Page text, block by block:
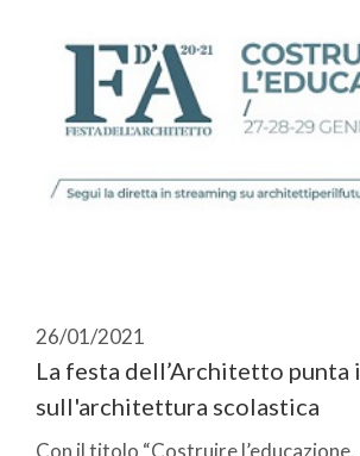
26/01/2021
La festa dell’Architetto
sull'architettura scolastica
Con il titolo “Costruire